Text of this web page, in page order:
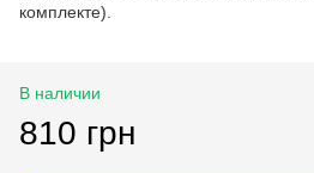
комплекте).
В наличии
810 грн